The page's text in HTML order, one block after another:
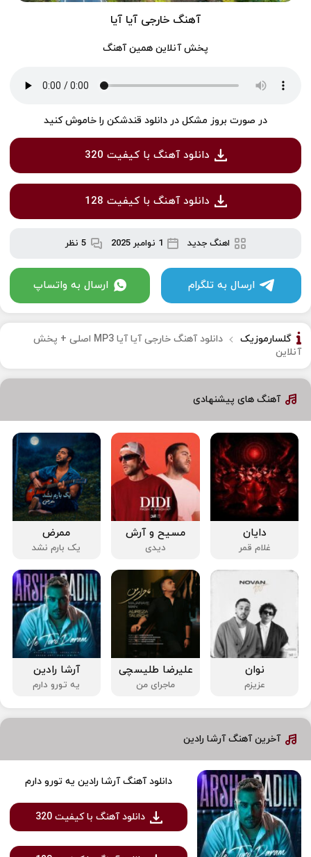
آهنگ خارجی آیا آیا
پخش آنلاین همین آهنگ
در صورت بروز مشکل در دانلود قندشکن را خاموش کنید
دانلود آهنگ با کیفیت 320
دانلود آهنگ با کیفیت 128
اهنگ جدید 1 نوامبر 2025 5 نظر
ارسال به تلگرام ارسال به واتساپ
گلسارموزیک
دانلود آهنگ خارجی آیا آیا MP3 اصلی + پخش
آنلاین
آهنگ های پیشنهادی
دایان
غلام قمر
مسیح و آرش
دیدی
ممرض
یک بارم نشد
نوان
عزیزم
علیرضا طلیسچی
ماجرای من
آرشا رادین
یه تورو دارم
آخرین آهنگ آرشا رادین
دانلود آهنگ آرشا رادین یه تورو دارم
دانلود آهنگ با کیفیت 320